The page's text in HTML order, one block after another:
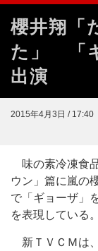
櫻井翔「
た」 「
出演
2015年4月3日 / 17:40
味の素冷凍食
ウン」篇に嵐の
で「ギョーザ」
を表現している。
新ＴＶＣＭは